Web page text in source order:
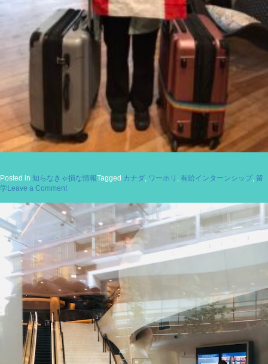
Posted in 知らなきゃ損な情報Tagged カナダ ワーホリ 有給インターンシップ 留
学Leave a Commenton
ナ
ダ
ワ
ー
ホ
カ
ナ
ダ
で
就
労、